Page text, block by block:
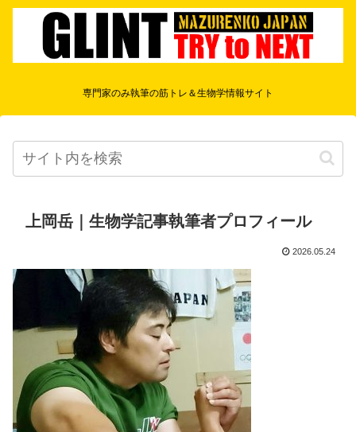
専門家のみ執筆の筋トレ＆生物学情報サイト
上岡岳｜生物学記事執筆者プロフィール
2026.05.24